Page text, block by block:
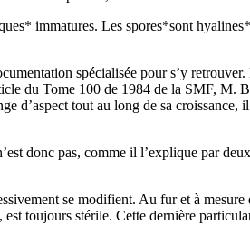
immatures. Les spores*sont
spécialisée pour s’y
du Tome 100 de 1984 de la SMF, M.
d’aspect tout au long de sa croissance,
donc pas, comme il l’explique par
se modifient. Au fur et à
toujours stérile. Cette dernière